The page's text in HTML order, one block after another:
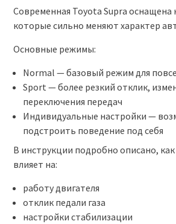
Современная Toyota Supra оснащена
которые сильно меняют характер
Основные режимы:
Normal — базовый режим для
Sport — более резкий отклик,
переключения передач
Индивидуальные настройки —
подстроить поведение под себя
В инструкции подробно описано,
влияет на:
работу двигателя
отклик педали газа
настройки стабилизации